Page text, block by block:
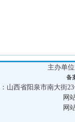
主办单
备
山西省阳泉市南大街
网
网